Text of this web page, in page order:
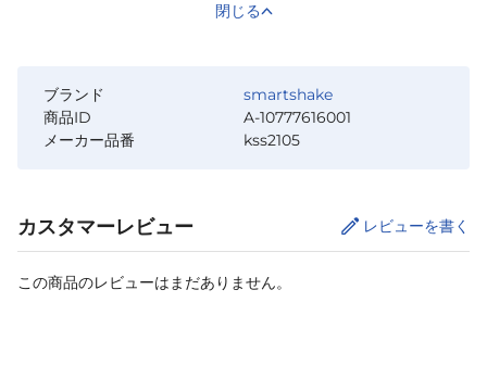
閉じる
ブランド
smartshake
商品ID
A-10777616001
メーカー品番
kss2105
カスタマーレビュー レビューを書く
この商品のレビューはまだありません。